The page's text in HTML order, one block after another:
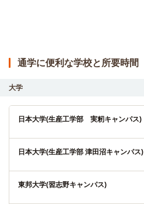
通学に便利な学校と所要時間
大学
日本大学(生産工学部 実籾キャンパス)
日本大学(生産工学部 津田沼キャンパス)
東邦大学(習志野キャンパス)